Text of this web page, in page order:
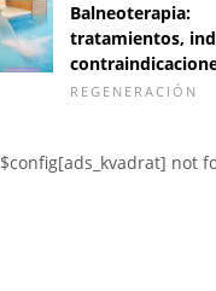
Balneoterapia:
tratamientos,
REGENERACIÓN
$config[ads_kvadrat] not